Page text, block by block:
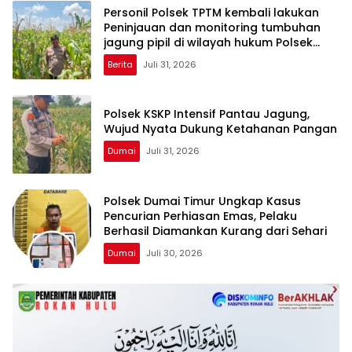
Personil Polsek TPTM kembali lakukan
Peninjauan dan monitoring tumbuhan
jagung pipil di wilayah hukum Polsek
TPTM
Berita Juli 31, 2026
Polsek KSKP Intensif Pantau Jagung,
Wujud Nyata Dukung Ketahanan Pangan
Dumai Juli 31, 2026
Polsek Dumai Timur Ungkap Kasus
Pencurian Perhiasan Emas, Pelaku
Berhasil Diamankan Kurang dari Sehari
Dumai Juli 30, 2026